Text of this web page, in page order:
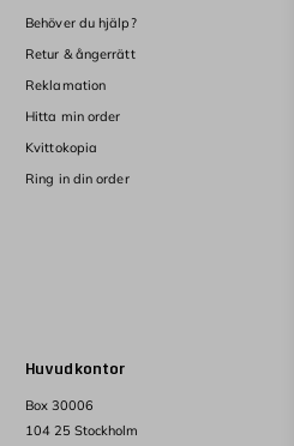
Huvudkontor
Box 30006
104 25 Stockholm
Behöver du hjälp?
Retur & ångerrätt
Reklamation
Hitta min order
Kvittokopia
Ring in din order